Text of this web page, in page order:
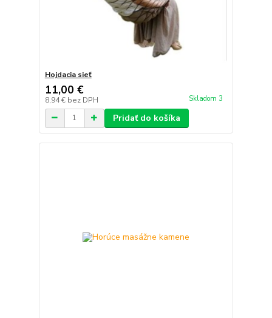
Hojdacia sieť
11,00 €
8,94 € bez DPH Skladom 3
Pridať do košíka